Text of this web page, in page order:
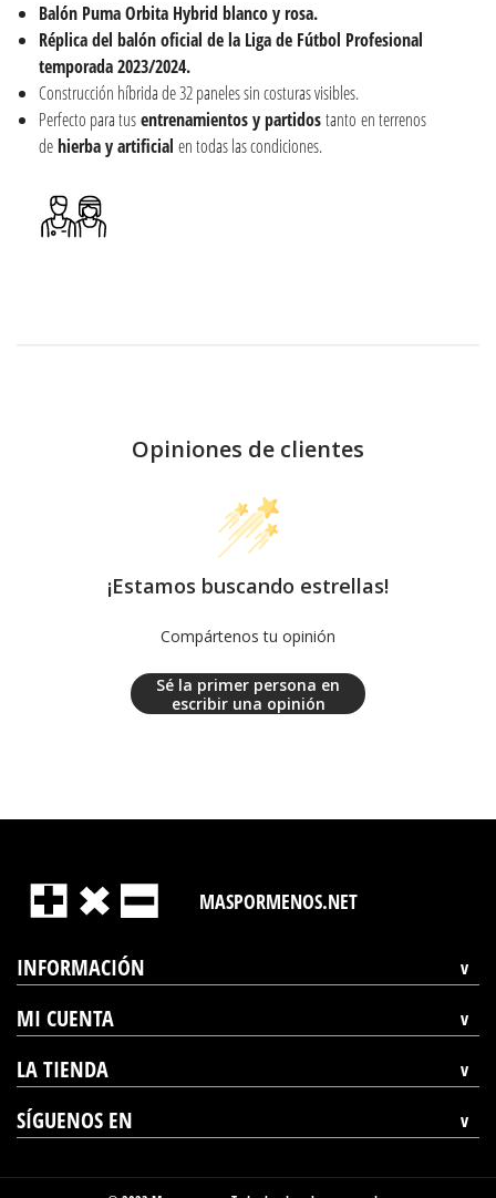
Balón Puma Orbita Hybrid blanco y rosa.
Réplica del balón oficial de la Liga de Fútbol Profesional
temporada 2023/2024.
Construcción híbrida de 32 paneles sin costuras visibles.
Perfecto para tusentrenamientos y partidostanto en terrenos
dehierba y artificial en todas las condiciones.
Opiniones de clientes
¡Estamos buscando estrellas!
Compártenos tu opinión
Sé la primer persona en
escribir una opinión
MASPORMENOS.NET
INFORMACIÓN
MI CUENTA
LA TIENDA
SÍGUENOS EN